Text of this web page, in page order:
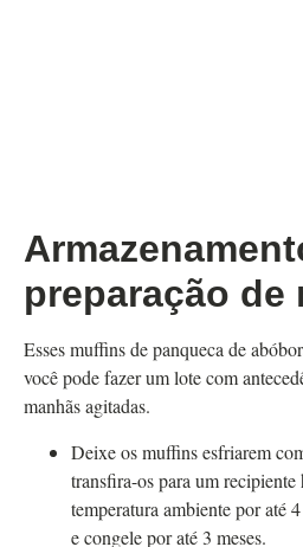
preparação de
Esses muffins de panqueca de
você pode fazer um lote com
manhãs agitadas.
Deixe os muffins esfriarem
transfira-os para um
temperatura ambiente por até
e congele por até 3 meses.